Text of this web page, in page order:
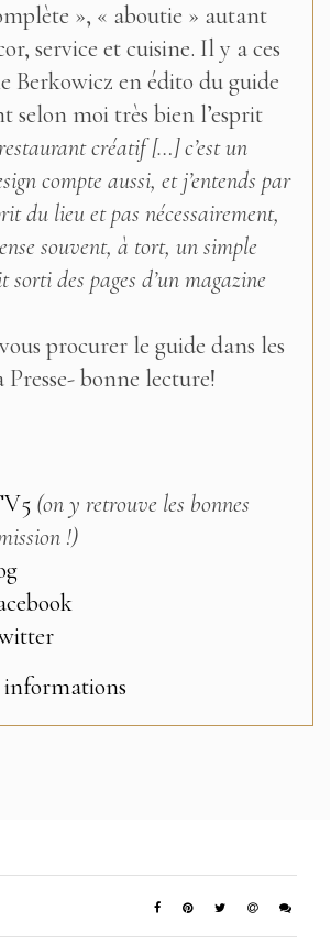
», « aboutie » autant
service et cuisine. Il y a ces
Berkowicz en édito du guide
selon moi très bien l’esprit
créatif […] c’est un
compte aussi, et j’entends par
du lieu et pas nécessairement,
souvent, à tort, un simple
des pages d’un magazine
procurer le guide dans les
Presse- bonne lecture!
(on y retrouve les bonnes
!)